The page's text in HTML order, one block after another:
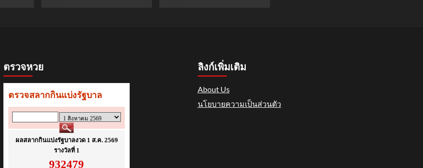
ตรวจหวย ลิงก์เพิ่มเติม
About Us
นโยบายความเป็นส่วนตัว